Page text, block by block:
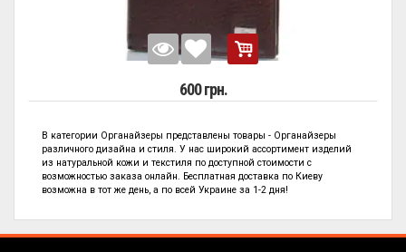
600 грн.
В категории Органайзеры представлены товары - Органайзеры
различного дизайна и стиля. У нас широкий ассортимент изделий
из натуральной кожи и текстиля по доступной стоимости с
возможностью заказа онлайн. Бесплатная доставка по Киеву
возможна в тот же день, а по всей Украине за 1-2 дня!